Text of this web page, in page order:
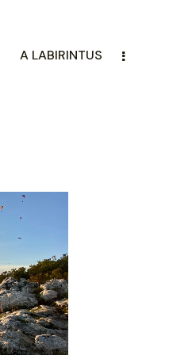
A LABIRINTUS